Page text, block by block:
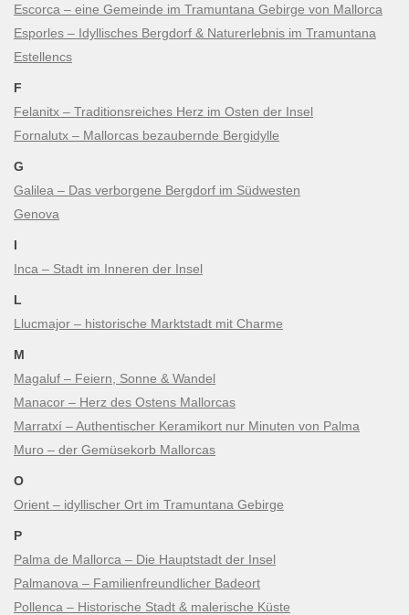
Escorca – eine Gemeinde im Tramuntana Gebirge von Mallorca
Esporles – Idyllisches Bergdorf & Naturerlebnis im Tramuntana
Estellencs
F
Felanitx – Traditionsreiches Herz im Osten der Insel
Fornalutx – Mallorcas bezaubernde Bergidylle
G
Galilea – Das verborgene Bergdorf im Südwesten
Genova
I
Inca – Stadt im Inneren der Insel
L
Llucmajor – historische Marktstadt mit Charme
M
Magaluf – Feiern, Sonne & Wandel
Manacor – Herz des Ostens Mallorcas
Marratxí – Authentischer Keramikort nur Minuten von Palma
Muro – der Gemüsekorb Mallorcas
O
Orient – idyllischer Ort im Tramuntana Gebirge
P
Palma de Mallorca – Die Hauptstadt der Insel
Palmanova – Familienfreundlicher Badeort
Pollenca – Historische Stadt & malerische Küste